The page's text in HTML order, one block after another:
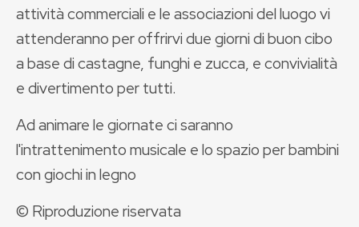
attività commerciali e le associazioni del luogo vi
attenderanno per offrirvi due giorni di buon cibo
a base di castagne, funghi e zucca, e convivialità
e divertimento per tutti.
Ad animare le giornate ci saranno
l'intrattenimento musicale e lo spazio per bambini
con giochi in legno
© Riproduzione riservata